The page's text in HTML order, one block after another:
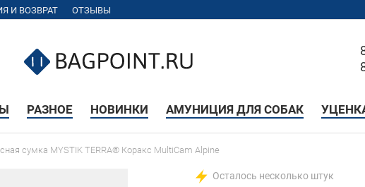
И ВОЗВРАТ ОТЗЫВЫ
РАЗНОЕ НОВИНКИ АМУНИЦИЯ ДЛЯ СОБАК
сумка MYSTIK TERRA® Коракс MultiCam Alpine
Осталось несколько штук